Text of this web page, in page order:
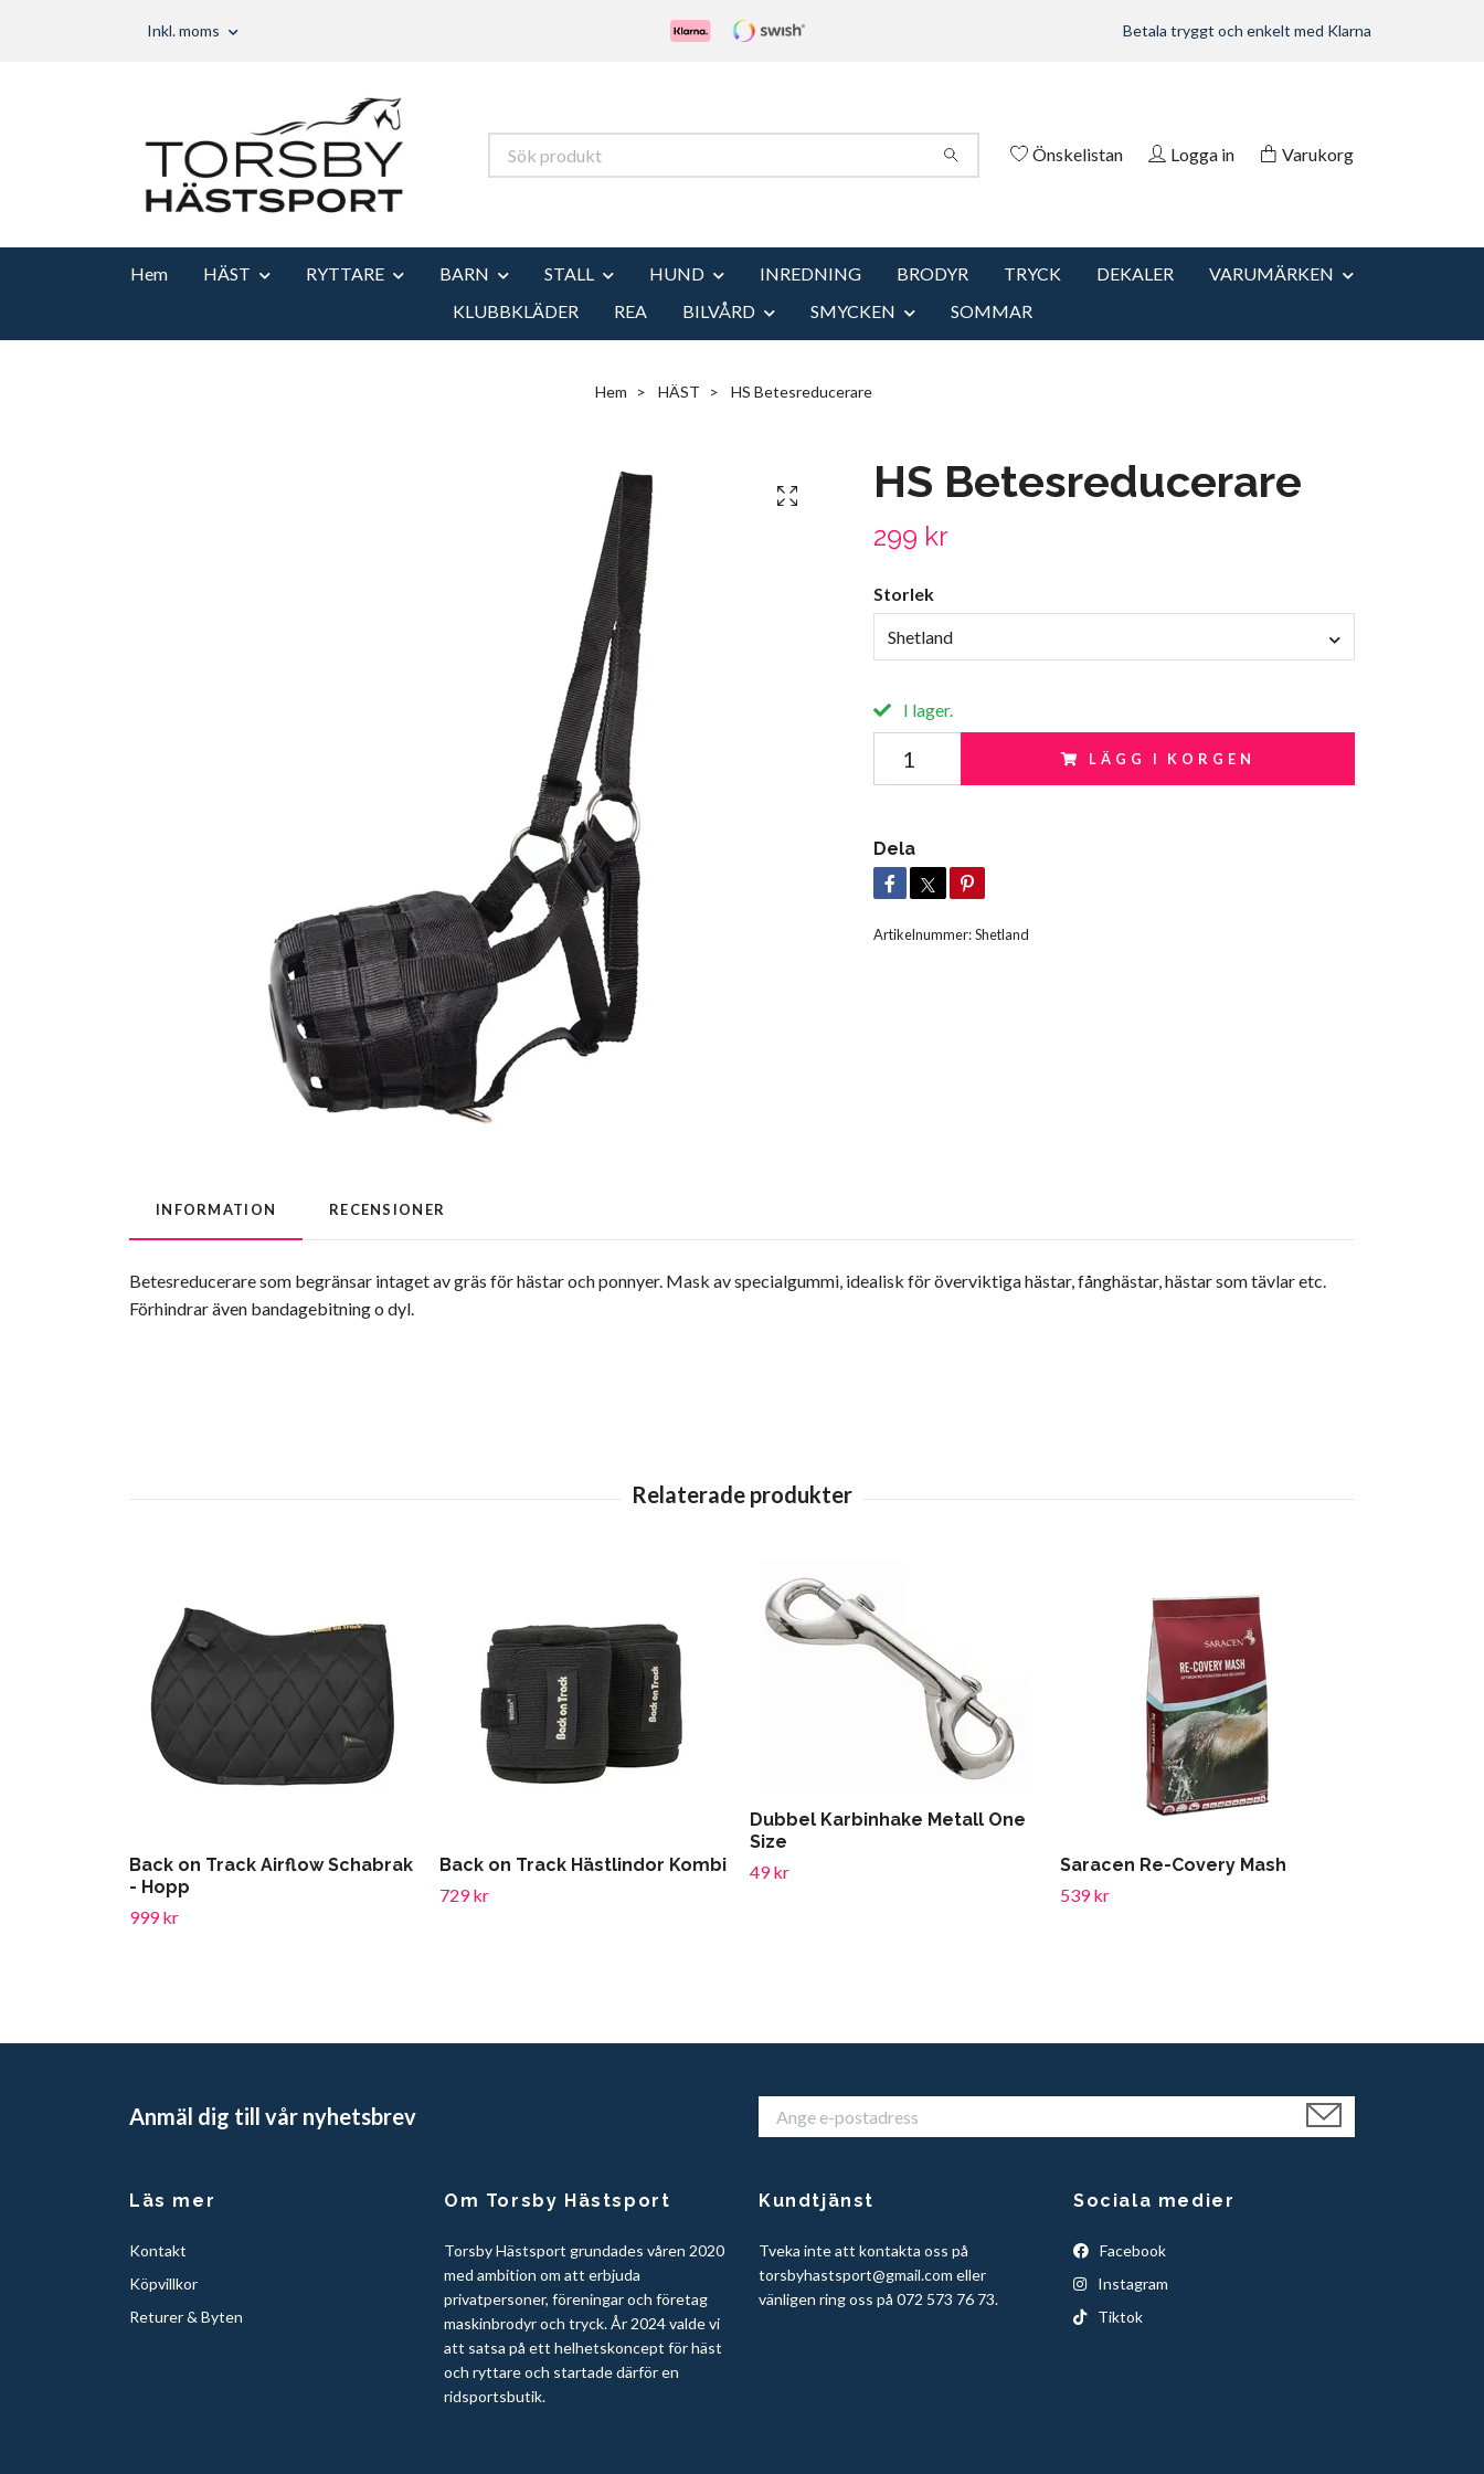
Inkl. moms Betala tryggt och enkelt med Klarna
Önskelistan Logga in Varukorg
Hem HÄST RYTTARE BARN STALL HUND INREDNING BRODYR TRYCK DEKALER
VARUMÄRKEN
KLUBBKLÄDER
REA BILVÅRD SMYCKEN SOMMAR
Hem HÄST HS Betesreducerare
HS Betesreducerare
299 kr
Storlek
Shetland
I lager.
LÄGG I KORGEN
Dela
Artikelnummer:Shetland
INFORMATION RECENSIONER
Betesreducerare som begränsar intaget av gräs för hästar och ponnyer. Mask av specialgummi, idealisk för överviktiga hästar, fånghästar, hästar som tävlar etc.
Förhindrar även bandagebitning o dyl.
Back on Track Airflow Schabrak
- Hopp
999 kr
Back on Track Hästlindor Kombi
729 kr
Dubbel Karbinhake Metall One
Size
49 kr
Saracen Re-Covery Mash
539 kr
Anmäl dig till vår nyhetsbrev
Läs mer
Kontakt
Köpvillkor
Returer & Byten
Om Torsby Hästsport
Torsby Hästsport grundades våren 2020
med ambition om att erbjuda
privatpersoner, föreningar och företag
maskinbrodyr och tryck. År 2024 valde vi
att satsa på ett helhetskoncept för häst
och ryttare och startade därför en
ridsportsbutik.
Kundtjänst
Tveka inte att kontakta oss på
torsbyhastsport@gmail.com eller
vänligen ring oss på 072 573 76 73.
Sociala medier
Facebook
Instagram
Tiktok